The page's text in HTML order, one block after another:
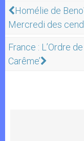
Homélie de
Mercredi des
France : L’Ordre
Carême’